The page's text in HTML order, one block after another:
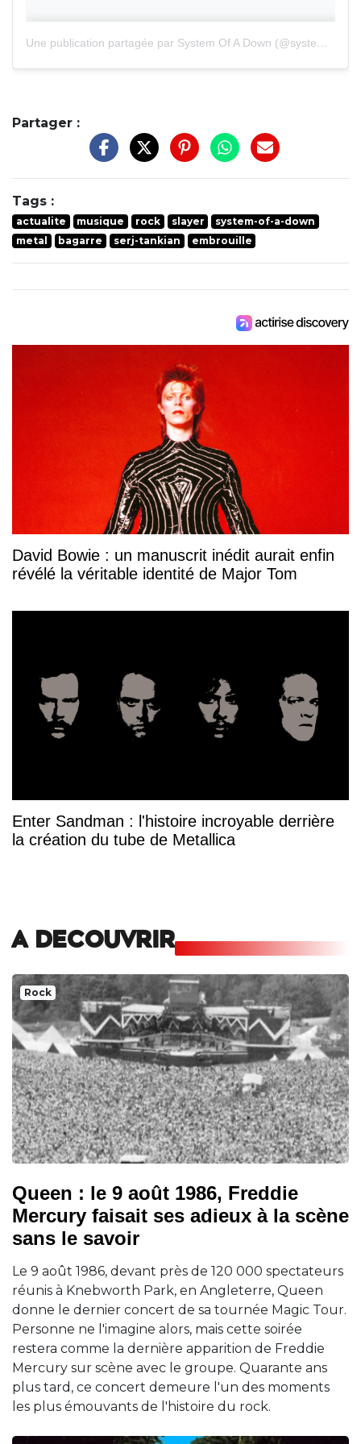
Une publication partagée par System Of A Down (@systemofadown)
Partager :
Tags :
actualite musique rock slayer
system-of-a-down
metal
bagarre serj-tankian embrouille
David Bowie : un manuscrit inédit aurait enfin
révélé la véritable identité de Major Tom
Enter Sandman : l'histoire incroyable derrière
la création du tube de Metallica
A DECOUVRIR
Rock
Queen : le 9 août 1986, Freddie
Mercury faisait ses adieux à la scène
sans le savoir
Le 9 août 1986, devant près de 120 000 spectateurs
réunis à Knebworth Park, en Angleterre, Queen
donne le dernier concert de sa tournée Magic Tour.
Personne ne l'imagine alors, mais cette soirée
restera comme la dernière apparition de Freddie
Mercury sur scène avec le groupe. Quarante ans
plus tard, ce concert demeure l'un des moments
les plus émouvants de l'histoire du rock.